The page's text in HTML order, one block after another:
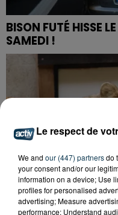
BISON FUTÉ HISSE
SAMEDI !
Le respect de
We and our (447) partnersdo
your consent and/or our
information on a device; Use
profiles for personalised
advertising; Measure
performance; Understand